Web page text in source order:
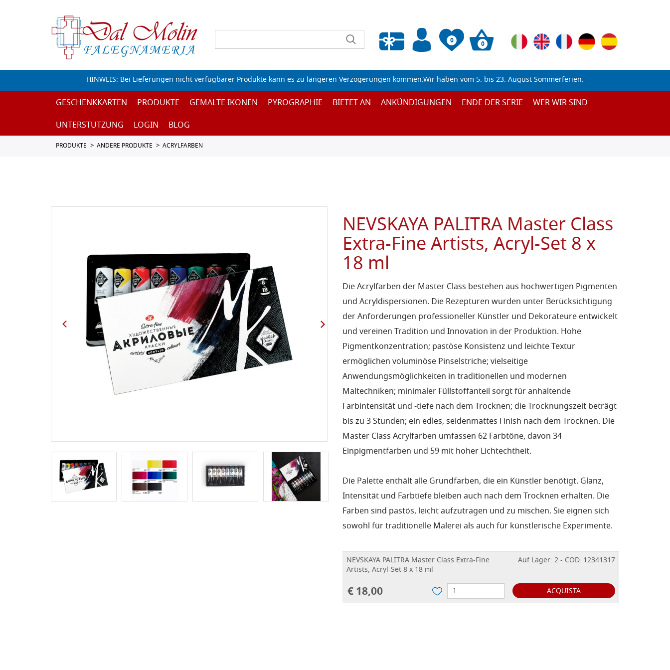
0
Wunschliste leeren
0
HINWEIS: Bei Lieferungen nicht verfügbarer Produkte kann es zu längeren Verzögerungen kommen.Wir haben vom 5. bis 23. August Sommerferien.
GESCHENKKARTEN PRODUKTE GEMALTE IKONEN PYROGRAPHIE BIETET AN ANKÜNDIGUNGEN ENDE DER SERIE
WER WIR SIND
UNTERSTUTZUNG
LOGIN BLOG
PRODUKTE ANDERE PRODUKTE ACRYLFARBEN
NEVSKAYA PALITRA Master Class
Extra-Fine Artists, Acryl-Set 8 x
18 ml
Die Acrylfarben der Master Class bestehen aus hochwertigen Pigmenten
und Acryldispersionen. Die Rezepturen wurden unter Berücksichtigung
der Anforderungen professioneller Künstler und Dekorateure entwickelt
und vereinen Tradition und Innovation in der Produktion. Hohe
Pigmentkonzentration; pastöse Konsistenz und leichte Textur
ermöglichen voluminöse Pinselstriche; vielseitige
Anwendungsmöglichkeiten in traditionellen und modernen
Maltechniken; minimaler Füllstoffanteil sorgt für anhaltende
Farbintensität und -tiefe nach dem Trocknen; die Trocknungszeit beträgt
bis zu 3 Stunden; ein edles, seidenmattes Finish nach dem Trocknen. Die
Master Class Acrylfarben umfassen 62 Farbtöne, davon 34
Einpigmentfarben und 59 mit hoher Lichtechtheit.
Die Palette enthält alle Grundfarben, die ein Künstler benötigt. Glanz,
Intensität und Farbtiefe bleiben auch nach dem Trocknen erhalten. Die
Farben sind pastös, leicht aufzutragen und zu mischen. Sie eignen sich
sowohl für traditionelle Malerei als auch für künstlerische Experimente.
NEVSKAYA PALITRA Master Class Extra-Fine
Artists, Acryl-Set 8 x 18 ml
Auf Lager: 2 - COD. 12341317
€ 18,00 ACQUISTA